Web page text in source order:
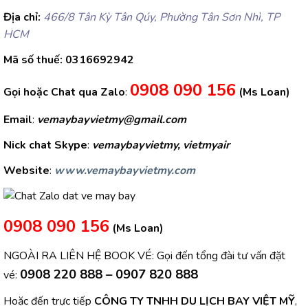
Địa chỉ: 466/8 Tân Kỳ Tân Qúy, Phường Tân Sơn Nhì, TP
HCM
Mã số thuế: 0316692942
Gọi hoặc Chat qua Zalo: 0908 090 156 (Ms Loan)
Email: vemaybayvietmy@gmail.com
Nick chat Skype: vemaybayvietmy, vietmyair
Website: www.vemaybayvietmy.com
0908 090 156 (Ms Loan)
NGOÀI RA LIÊN HỆ BOOK VÉ: Gọi đến tổng đài tư vấn đặt
vé: 0908 220 888 – 0907 820 888
Hoặc đến trực tiếp CÔNG TY TNHH DU LỊCH BAY VIỆT MỸ,